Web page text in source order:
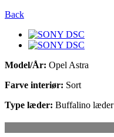
Back
Model/År: Opel Astra
Farve interiør: Sort
Type læder: Buffalino læder